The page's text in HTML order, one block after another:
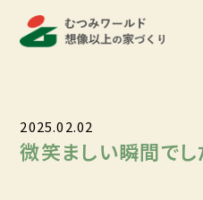
2025.02.02
微笑ましい瞬間でし